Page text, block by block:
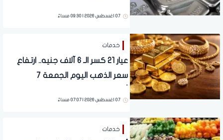
07 اغسطس 2026 | 09:30 مساءً
خدمات
عيار 21 كسر الـ 6 آلاف جنيه.. ارتفاع
سعر الذهب اليوم الجمعة 7
07 اغسطس 2026 | 07:07 مساءً
خدمات